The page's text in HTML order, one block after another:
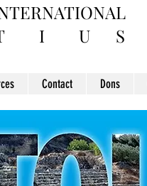
I U S
Contact Dons